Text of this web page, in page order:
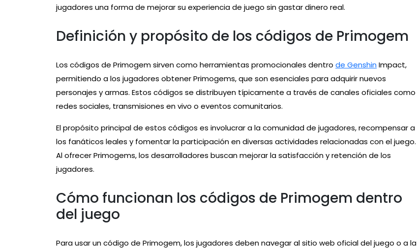
jugadores una forma de mejorar su experiencia de juego sin gastar dinero real.
Definición y propósito de los códigos de Primogem
Los códigos de Primogem sirven como herramientas promocionales dentro de Genshin Impact,
permitiendo a los jugadores obtener Primogems, que son esenciales para adquirir nuevos
personajes y armas. Estos códigos se distribuyen típicamente a través de canales oficiales como
redes sociales, transmisiones en vivo o eventos comunitarios.
El propósito principal de estos códigos es involucrar a la comunidad de jugadores, recompensar a
los fanáticos leales y fomentar la participación en diversas actividades relacionadas con el juego.
Al ofrecer Primogems, los desarrolladores buscan mejorar la satisfacción y retención de los
jugadores.
Cómo funcionan los códigos de Primogem dentro
del juego
Para usar un código de Primogem, los jugadores deben navegar al sitio web oficial del juego o a la